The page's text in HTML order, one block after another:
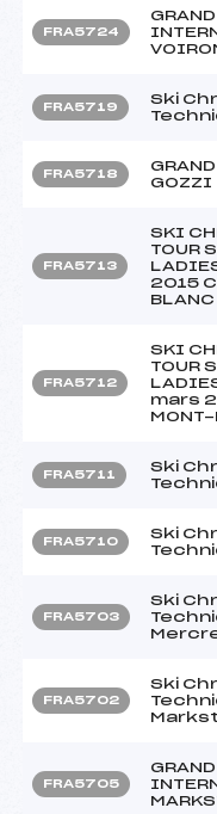
FRA5724
FRA5719
Ski
FRA5718
GOZZI
FRA5713
SKI
TOUR
2015
BLANC
FRA5712
SKI
TOUR
mars
FRA5711
Ski
FRA5710
Ski
FRA5703
Ski
FRA5702
Ski
FRA5705